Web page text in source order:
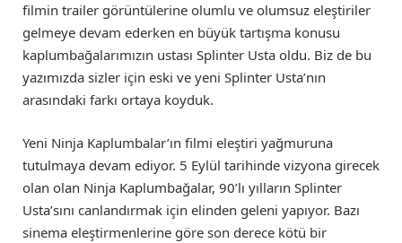
filmin trailer görüntülerine olumlu ve olumsuz eleştiriler
gelmeye devam ederken en büyük tartışma konusu
kaplumbağalarımızın ustası Splinter Usta oldu. Biz de bu
yazımızda sizler için eski ve yeni Splinter Usta’nın
arasındaki farkı ortaya koyduk.
Yeni Ninja Kaplumbalar’ın filmi eleştiri yağmuruna
tutulmaya devam ediyor. 5 Eylül tarihinde vizyona girecek
olan olan Ninja Kaplumbağalar, 90’lı yılların Splinter
Usta’sını canlandırmak için elinden geleni yapıyor. Bazı
sinema eleştirmenlerine göre son derece kötü bir